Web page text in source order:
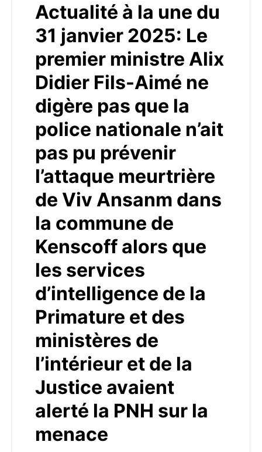
Actualité à la une du
31 janvier 2025: Le
premier ministre Alix
Didier Fils-Aimé ne
digère pas que la
police nationale n’ait
pas pu prévenir
l’attaque meurtrière
de Viv Ansanm dans
la commune de
Kenscoff alors que
les services
d’intelligence de la
Primature et des
ministères de
l’intérieur et de la
Justice avaient
alerté la PNH sur la
menace